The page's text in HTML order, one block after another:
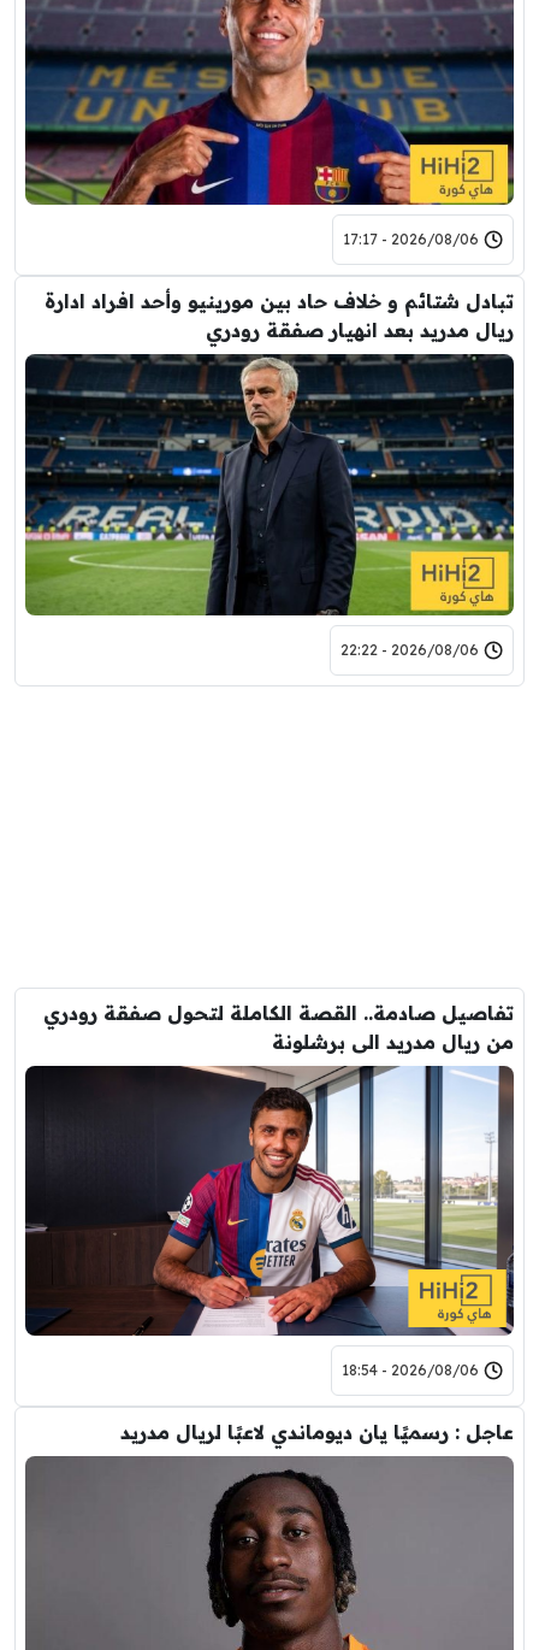
2026/08/06 - 17:17
تبادل شتائم و خلاف حاد بين مورينيو وأحد افراد ادارة
ريال مدريد بعد انهيار صفقة رودري
2026/08/06 - 22:22
تفاصيل صادمة.. القصة الكاملة لتحول صفقة رودري
من ريال مدريد الى برشلونة
2026/08/06 - 18:54
عاجل : رسميًا يان ديوماندي لاعبًا لريال مدريد